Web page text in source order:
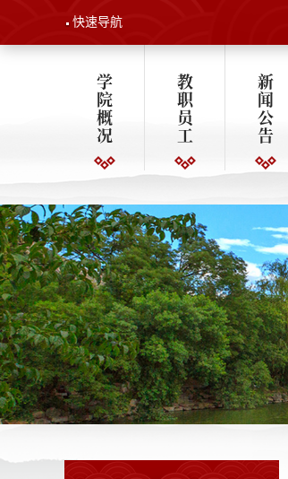
快速导航
学
院
概
况
教
职
员
工
新
闻
公
告